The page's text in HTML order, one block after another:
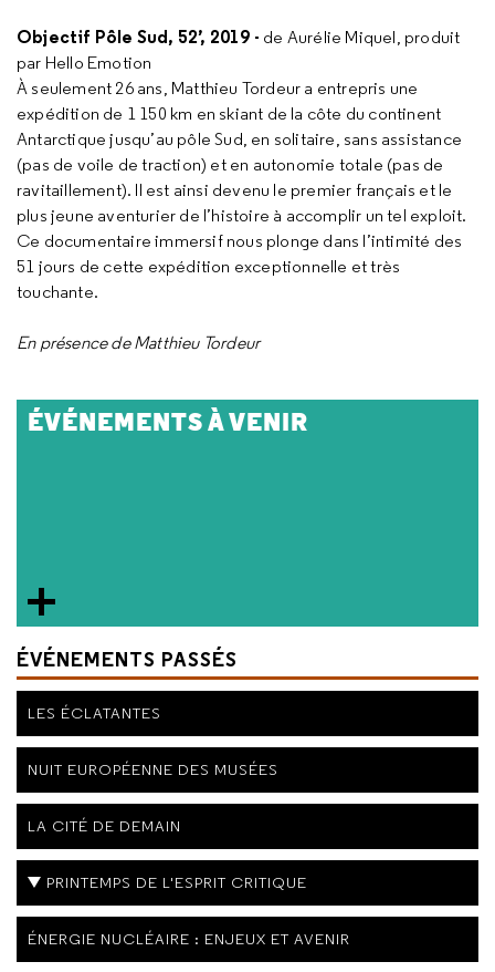
Objectif Pôle Sud, 52’, 2019 - de Aurélie Miquel, produit
par Hello Emotion
À seulement 26 ans, Matthieu Tordeur a entrepris une
expédition de 1 150 km en skiant de la côte du continent
Antarctique jusqu’au pôle Sud, en solitaire, sans assistance
(pas de voile de traction) et en autonomie totale (pas de
ravitaillement). Il est ainsi devenu le premier français et le
plus jeune aventurier de l’histoire à accomplir un tel exploit.
Ce documentaire immersif nous plonge dans l’intimité des
51 jours de cette expédition exceptionnelle et très
touchante.
En présence de Matthieu Tordeur
ÉVÉNEMENTS À VENIR
ÉVÉNEMENTS PASSÉS
LES ÉCLATANTES
NUIT EUROPÉENNE DES MUSÉES
LA CITÉ DE DEMAIN
PRINTEMPS DE L'ESPRIT CRITIQUE
ÉNERGIE NUCLÉAIRE : ENJEUX ET AVENIR